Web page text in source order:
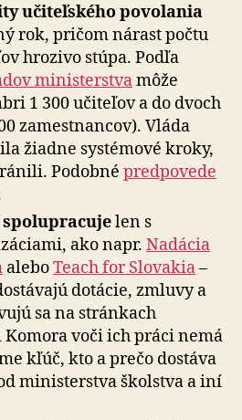
učiteľského povolania
rok, pričom nárast počtu
hrozivo stúpa. Podľa
ministerstvamôže
1 300 učiteľov a do dvoch
zamestnancov). Vláda
žiadne systémové kroky,
Podobné predpovede
spolupracujelen s
ako napr. Nadácia
aleboTeach for Slovakia–
dotácie, zmluvy a
sa na stránkach
voči ich práci nemá
kľúč, kto a prečo dostáva
ministerstva školstva a iní